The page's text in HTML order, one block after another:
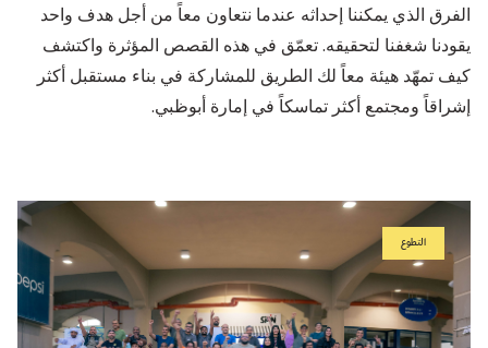
الفرق الذي يمكننا إحداثه عندما نتعاون معاً من أجل هدف واحد
يقودنا شغفنا لتحقيقه. تعمّق في هذه القصص المؤثرة واكتشف
كيف تمهّد هيئة معاً لك الطريق للمشاركة في بناء مستقبل أكثر
إشراقاً ومجتمع أكثر تماسكاً في إمارة أبوظبي.
التطوع